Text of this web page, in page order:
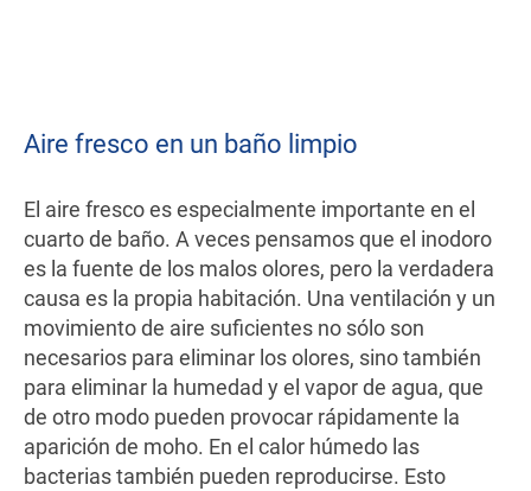
Aire fresco en un baño limpio
El aire fresco es especialmente importante en el
cuarto de baño. A veces pensamos que el inodoro
es la fuente de los malos olores, pero la verdadera
causa es la propia habitación. Una ventilación y un
movimiento de aire suficientes no sólo son
necesarios para eliminar los olores, sino también
para eliminar la humedad y el vapor de agua, que
de otro modo pueden provocar rápidamente la
aparición de moho. En el calor húmedo las
bacterias también pueden reproducirse. Esto